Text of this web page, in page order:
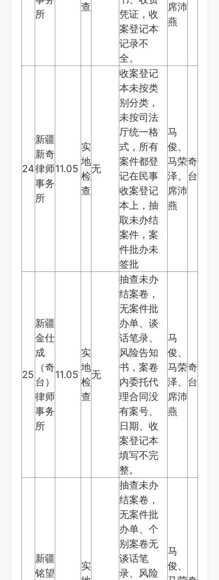
所
查
凭证，收
案登记本
记录不
全。
席沛
燕
24
新疆
新奇
律师
事务
所
11.05
实
地
检
查
无
收案登记
本未按类
别分类，
未按司法
厅统一格
式，所有
案件都登
记在民事
收案登记
本上，抽
取未办结
案件，案
件批办未
签批
马
俊、
马荣
泽、
席沛
燕
奇
台
25
新疆
金仕
成
（奇
台）
律师
事务
所
11.05
实
地
检
查
无
抽查未办
结案卷，
无案件批
办单、谈
话笔录、
风险告知
书，案卷
内委托代
理合同没
有案号、
日期、收
案登记本
填写不完
整。
马
俊、
马荣
泽、
席沛
燕
奇
台
新疆
铭望
实
抽查未办
结案卷，
无案件批
办单、个
别案卷无
谈话笔
录、风险
马
俊、